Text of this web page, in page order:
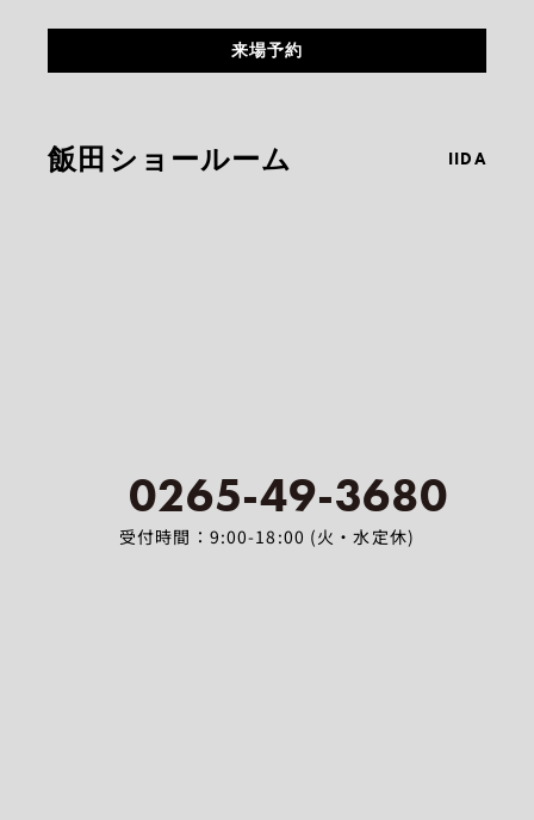
来場予約
飯田ショールーム IIDA
0265-49-3680
受付時間：9:00-18:00 (火・水定休)